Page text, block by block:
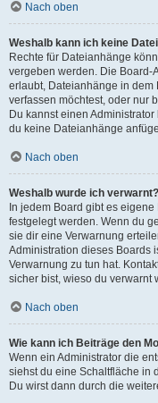
Nach oben
Weshalb kann ich keine
Rechte für Dateianhänge
vergeben werden. Die Board-
erlaubt, Dateianhänge in dem
verfassen möchtest, oder nur
Du kannst einen
du keine Dateianhänge
Nach oben
Weshalb wurde ich verwarnt?
In jedem Board gibt es
festgelegt werden. Wenn du
sie dir eine Verwarnung
Administration dieses Boards
Verwarnung zu tun hat.
sicher bist, wieso du verwarnt
Nach oben
Wie kann ich Beiträge den
Wenn ein Administrator die
siehst du eine Schaltfläche in
Du wirst dann durch die